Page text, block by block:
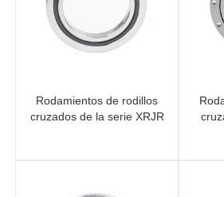
Rodamientos de rodillos
cruzados de la serie XRJR